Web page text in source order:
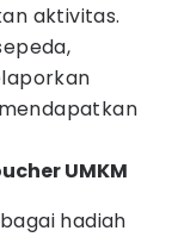
aktivitas.
UMKM
hadiah